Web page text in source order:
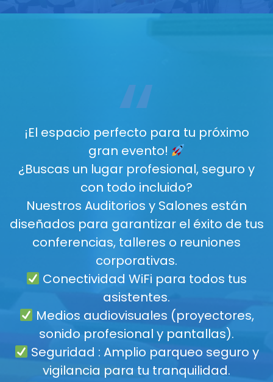
“
¡El espacio perfecto para tu próximo
gran evento!
¿Buscas un lugar profesional, seguro y
con todo incluido?
Nuestros Auditorios y Salones están
diseñados para garantizar el éxito de tus
conferencias, talleres o reuniones
corporativas.
Conectividad WiFi para todos tus
asistentes.
Medios audiovisuales (proyectores,
sonido profesional y pantallas).
Seguridad : Amplio parqueo seguro y
vigilancia para tu tranquilidad.